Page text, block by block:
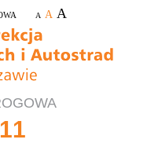
A A A